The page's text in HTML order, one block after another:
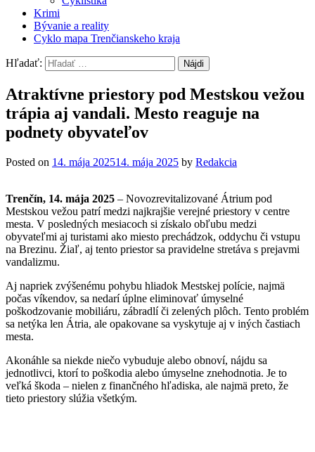
Krimi
Bývanie a reality
Cyklo mapa Trenčianskeho kraja
Hľadať:
Atraktívne priestory pod Mestskou vežou
trápia aj vandali. Mesto reaguje na
podnety obyvateľov
Posted on 14. mája 202514. mája 2025 by Redakcia
Trenčín, 14. mája 2025 – Novozrevitalizované Átrium pod
Mestskou vežou patrí medzi najkrajšie verejné priestory v centre
mesta. V posledných mesiacoch si získalo obľubu medzi
obyvateľmi aj turistami ako miesto prechádzok, oddychu či vstupu
na Brezinu. Žiaľ, aj tento priestor sa pravidelne stretáva s prejavmi
vandalizmu.
Aj napriek zvýšenému pohybu hliadok Mestskej polície, najmä
počas víkendov, sa nedarí úplne eliminovať úmyselné
poškodzovanie mobiliáru, zábradlí či zelených plôch. Tento problém
sa netýka len Átria, ale opakovane sa vyskytuje aj v iných častiach
mesta.
Akonáhle sa niekde niečo vybuduje alebo obnoví, nájdu sa
jednotlivci, ktorí to poškodia alebo úmyselne znehodnotia. Je to
veľká škoda – nielen z finančného hľadiska, ale najmä preto, že
tieto priestory slúžia všetkým.